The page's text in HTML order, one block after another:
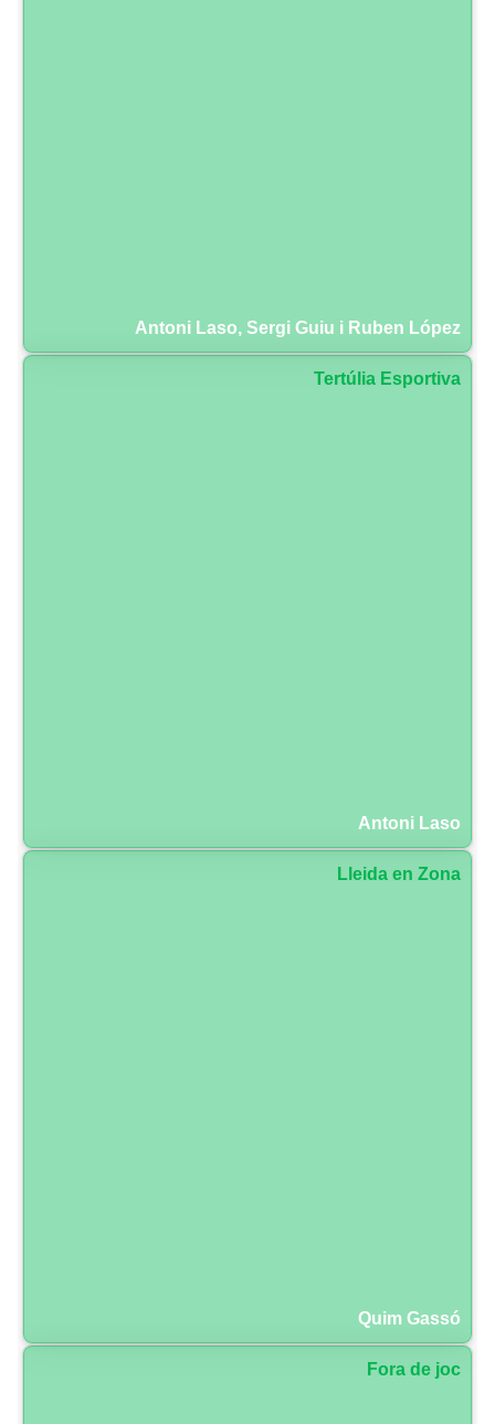
Antoni Laso, Sergi Guiu i Ruben López
Tertúlia Esportiva
Antoni Laso
Lleida en Zona
Quim Gassó
Fora de joc